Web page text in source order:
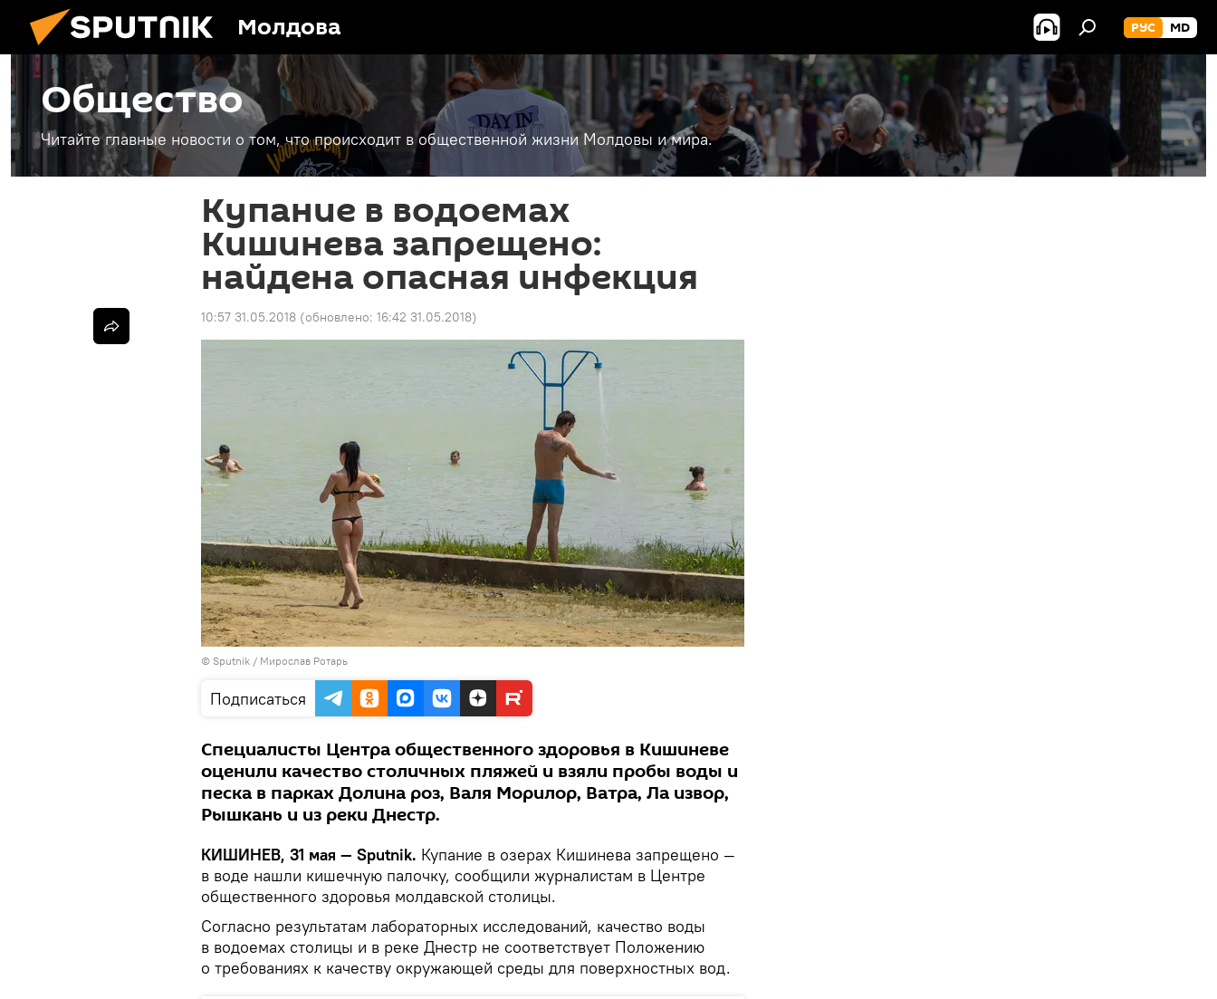
Молдова РУС MD
Общество
Читайте главные новости о том, что происходит в общественной жизни Молдовы и мира.
Купание в водоемах
Кишинева запрещено:
найдена опасная инфекция
10:57 31.05.2018 (обновлено: 16:42 31.05.2018)
© Sputnik / Мирослав Ротарь
Подписаться
Специалисты Центра общественного здоровья в Кишиневе
оценили качество столичных пляжей и взяли пробы воды и
песка в парках Долина роз, Валя Морилор, Ватра, Ла извор,
Рышкань и из реки Днестр.
КИШИНЕВ, 31 мая — Sputnik. Купание в озерах Кишинева запрещено —
в воде нашли кишечную палочку, сообщили журналистам в Центре
общественного здоровья молдавской столицы.
Согласно результатам лабораторных исследований, качество воды
в водоемах столицы и в реке Днестр не соответствует Положению
о требованиях к качеству окружающей среды для поверхностных вод.